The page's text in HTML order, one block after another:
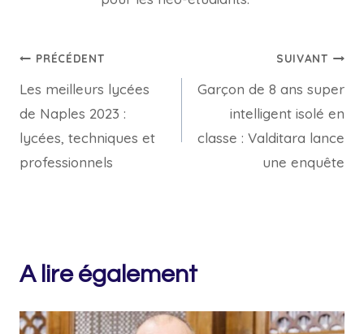
Navigation
de
l’article
PRÉCÉDENT
Les meilleurs lycées
de Naples 2023 :
lycées, techniques et
professionnels
SUIVANT
Garçon de 8 ans super
intelligent isolé en
classe : Valditara lance
une enquête
A lire également